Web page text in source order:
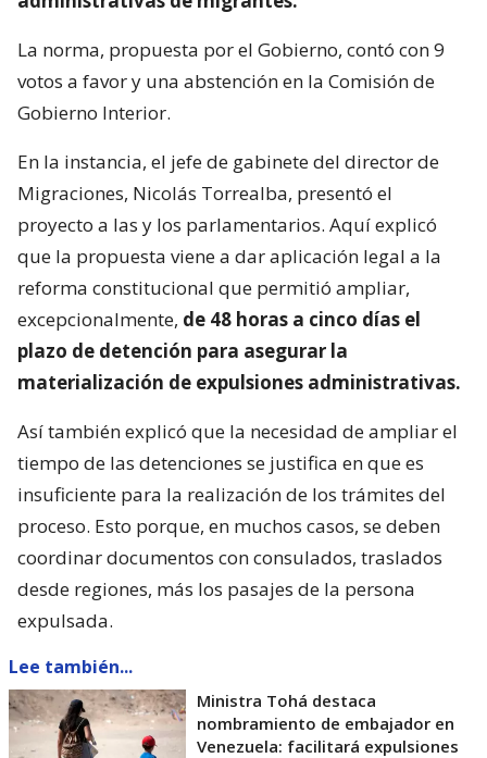
La norma, propuesta por el Gobierno, contó con 9
votos a favor y una abstención en la Comisión de
Gobierno Interior.
En la instancia, el jefe de gabinete del director de
Migraciones, Nicolás Torrealba, presentó el
proyecto a las y los parlamentarios. Aquí explicó
que la propuesta viene a dar aplicación legal a la
reforma constitucional que permitió ampliar,
excepcionalmente, de 48 horas a cinco días el
plazo de detención para asegurar la
materialización de expulsiones administrativas.
Así también explicó que la necesidad de ampliar el
tiempo de las detenciones se justifica en que es
insuficiente para la realización de los trámites del
proceso. Esto porque, en muchos casos, se deben
coordinar documentos con consulados, traslados
desde regiones, más los pasajes de la persona
expulsada.
Lee también...
Ministra Tohá destaca
nombramiento de embajador en
Venezuela: facilitará expulsiones